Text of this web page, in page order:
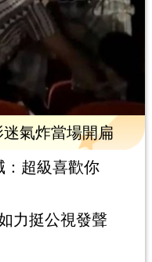
氣炸當場開扁
超級喜歡你
力挺公視發聲